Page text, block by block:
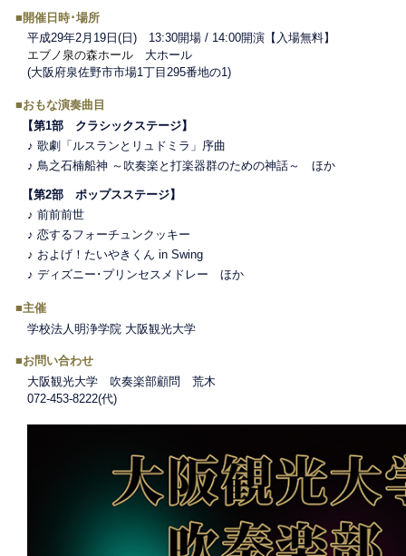
■開催日時･場所
平成29年2月19日(日) 13:30開場 / 14:00開演【入場無料】
エブノ泉の森ホール 大ホール
(大阪府泉佐野市市場1丁目295番地の1)
■おもな演奏曲目
【第1部 クラシックステージ】
♪ 歌劇「ルスランとリュドミラ」序曲
♪ 鳥之石楠船神 ～吹奏楽と打楽器群のための神話～ ほか
【第2部 ポップスステージ】
♪ 前前前世
♪ 恋するフォーチュンクッキー
♪ およげ！たいやきくん in Swing
♪ ディズニー･プリンセスメドレー ほか
■主催
学校法人明浄学院 大阪観光大学
■お問い合わせ
大阪観光大学 吹奏楽部顧問 荒木
072-453-8222(代)